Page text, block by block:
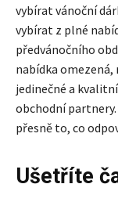
vybírat vánoční
vybírat z plné
předvánočního
nabídka
jedinečné a
obchodní
přesně to, co
Ušetříte